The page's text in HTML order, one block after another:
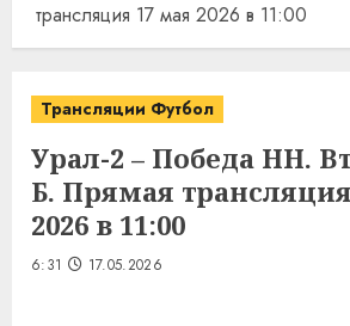
трансляция 17 мая 2026 в 11:00
Трансляции Футбол
Урал-2 – Победа НН.
Б. Прямая
2026 в 11:00
6:31 17.05.2026